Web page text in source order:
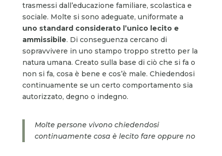
trasmessi dall’educazione familiare, scolastica e
sociale. Molte si sono adeguate, uniformate a
uno standard considerato l’unico lecito e
ammissibile. Di conseguenza cercano di
sopravvivere in uno stampo troppo stretto per la
natura umana. Creato sulla base di ciò che si fa o
non si fa, cosa è bene e cos’è male. Chiedendosi
continuamente se un certo comportamento sia
autorizzato, degno o indegno.
Molte persone vivono chiedendosi
continuamente cosa è lecito fare oppure no